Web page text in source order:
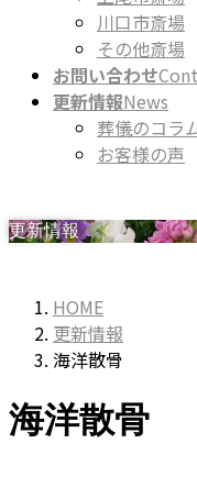
川口市斎場
その他斎場
お問い合わせ
更新情報News
葬儀のコラ
お客様の声
更新情報
HOME
更新情報
海洋散骨
海洋散骨